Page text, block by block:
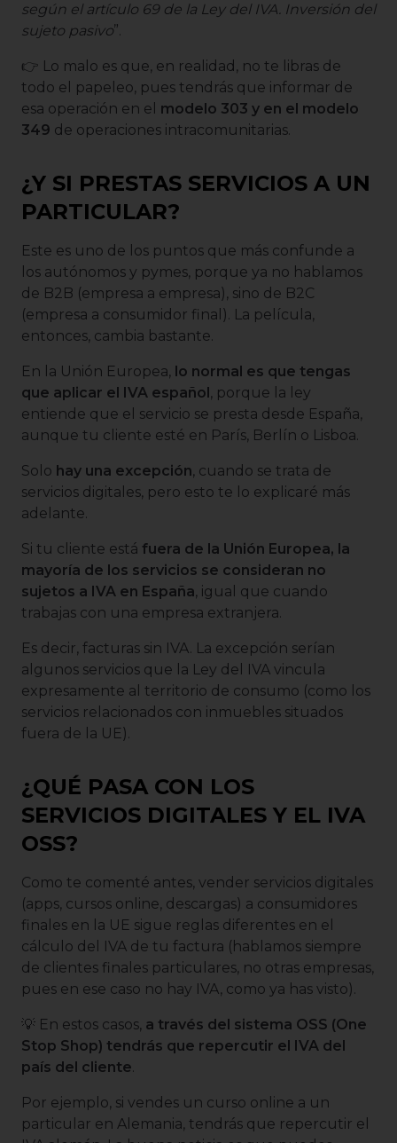
según el artículo 69 de la Ley del IVA. Inversión del
sujeto pasivo”.
👉 Lo malo es que, en realidad, no te libras de
todo el papeleo, pues tendrás que informar de
esa operación en el modelo 303 y en el modelo
349 de operaciones intracomunitarias.
¿Y SI PRESTAS SERVICIOS A UN
PARTICULAR?
Este es uno de los puntos que más confunde a
los autónomos y pymes, porque ya no hablamos
de B2B (empresa a empresa), sino de B2C
(empresa a consumidor final). La película,
entonces, cambia bastante.
En la Unión Europea, lo normal es que tengas
que aplicar el IVA español, porque la ley
entiende que el servicio se presta desde España,
aunque tu cliente esté en París, Berlín o Lisboa.
Solo hay una excepción, cuando se trata de
servicios digitales, pero esto te lo explicaré más
adelante.
Si tu cliente está fuera de la Unión Europea, la
mayoría de los servicios se consideran no
sujetos a IVA en España, igual que cuando
trabajas con una empresa extranjera.
Es decir, facturas sin IVA. La excepción serían
algunos servicios que la Ley del IVA vincula
expresamente al territorio de consumo (como los
servicios relacionados con inmuebles situados
fuera de la UE).
¿QUÉ PASA CON LOS
SERVICIOS DIGITALES Y EL IVA
OSS?
Como te comenté antes, vender servicios digitales
(apps, cursos online, descargas) a consumidores
finales en la UE sigue reglas diferentes en el
cálculo del IVA de tu factura (hablamos siempre
de clientes finales particulares, no otras empresas,
pues en ese caso no hay IVA, como ya has visto).
💡 En estos casos, a través del sistema OSS (One
Stop Shop) tendrás que repercutir el IVA del
país del cliente.
Por ejemplo, si vendes un curso online a un
particular en Alemania, tendrás que repercutir el